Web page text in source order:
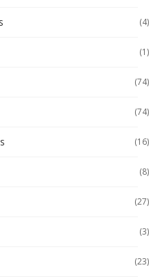
(4)
(1)
(74)
(74)
(16)
(8)
(27)
(3)
(23)